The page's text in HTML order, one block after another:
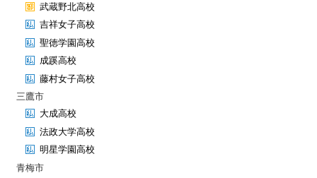
武蔵野北高校
吉祥女子高校
聖徳学園高校
成蹊高校
藤村女子高校
三鷹市
大成高校
法政大学高校
明星学園高校
青梅市